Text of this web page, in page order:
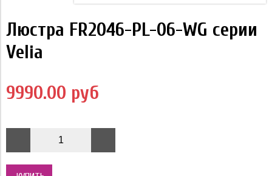
Люстра FR2046-PL-06-WG серии
Velia
9990.00 руб